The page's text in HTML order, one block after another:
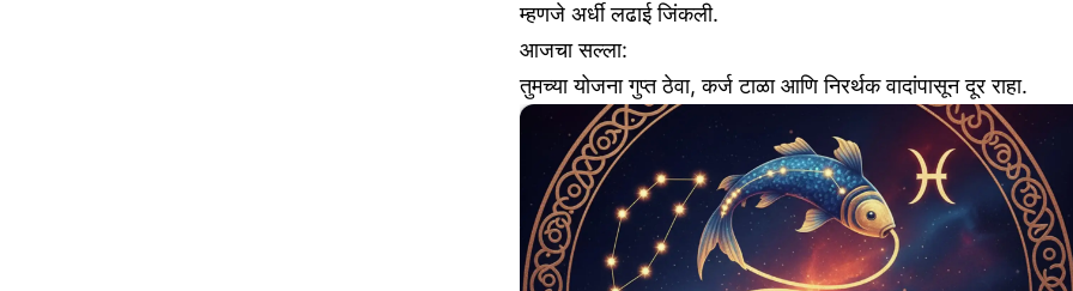
म्हणजे अर्धी लढाई जिंकली.
आजचा सल्ला:
तुमच्या योजना गुप्त ठेवा, कर्ज टाळा आणि निरर्थक वादांपासून दूर राहा.